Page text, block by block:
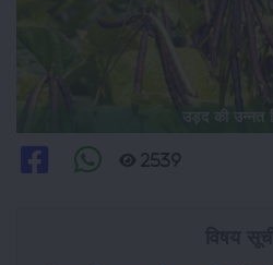
उड़द की उन्नत
2539